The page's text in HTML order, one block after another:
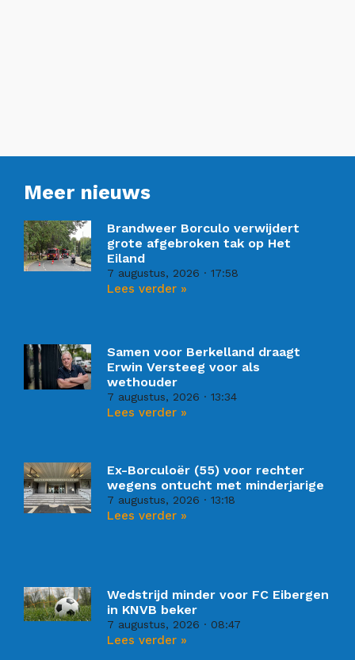
Meer nieuws
Brandweer Borculo verwijdert
grote afgebroken tak op Het
Eiland
7 augustus, 2026 17:58
Lees verder »
Samen voor Berkelland draagt
Erwin Versteeg voor als
wethouder
7 augustus, 2026 13:34
Lees verder »
Ex-Borculoër (55) voor rechter
wegens ontucht met minderjarige
7 augustus, 2026 13:18
Lees verder »
Wedstrijd minder voor FC Eibergen
in KNVB beker
7 augustus, 2026 08:47
Lees verder »